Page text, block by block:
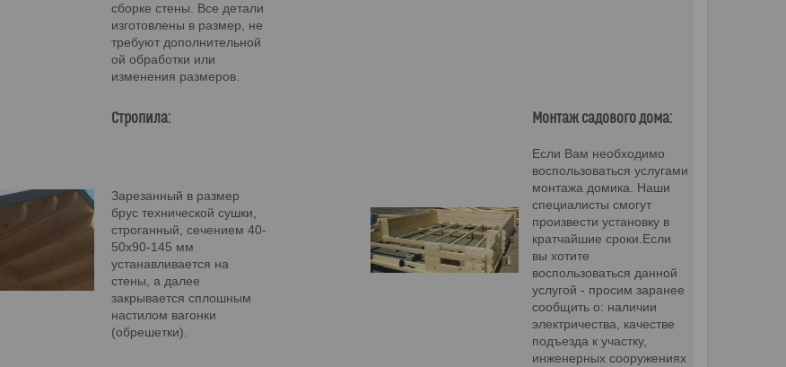
сборке стены. Все детали
изготовлены в размер, не
требуют дополнительной
ой обработки или
изменения размеров.
Стропила: Монтаж садового дома:
Зарезанный в размер
брус технической сушки,
строганный, сечением 40-
50х90-145 мм
устанавливается на
стены, а далее
закрывается сплошным
настилом вагонки
(обрешетки).
Если Вам необходимо
воспользоваться услугами
монтажа домика. Наши
специалисты смогут
произвести установку в
кратчайшие сроки.Если
вы хотите
воспользоваться данной
услугой - просим заранее
сообщить о: наличии
электричества, качестве
подъезда к участку,
инженерных сооружениях